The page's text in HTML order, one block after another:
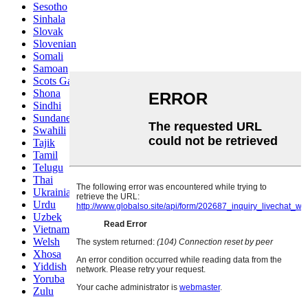
Sesotho
Sinhala
Slovak
Slovenian
Somali
Samoan
Scots Gaelic
Shona
Sindhi
Sundanese
Swahili
Tajik
Tamil
Telugu
Thai
Ukrainian
Urdu
Uzbek
Vietnamese
Welsh
Xhosa
Yiddish
Yoruba
Zulu